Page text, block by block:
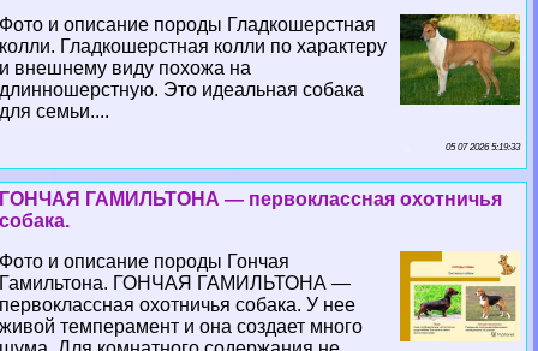
Фото и описание породы Гладкошерстная
колли. Гладкошерстная колли по хаpaктеру
и внешнему виду похожа на
длинношерстную. Это идеальная собака
для семьи....
05 07 2026 5:19:33
ГОНЧАЯ ГАМИЛЬТОНА — первоклассная охотничья
собака.
Фото и описание породы Гончая
Гамильтона. ГОНЧАЯ ГАМИЛЬТОНА —
первоклассная охотничья собака. У нее
живой темперамент и она создает много